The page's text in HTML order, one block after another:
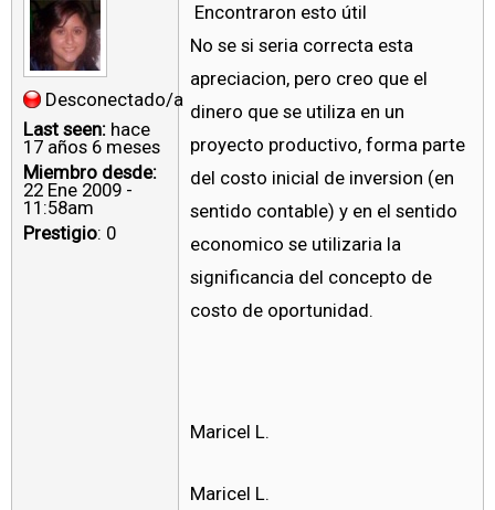
Desconectado/a
Last seen: hace
17 años 6 meses
Miembro desde:
22 Ene 2009 -
11:58am
Prestigio: 0
Encontraron esto útil
No se si seria correcta esta
apreciacion, pero creo que el
dinero que se utiliza en un
proyecto productivo, forma parte
del costo inicial de inversion (en
sentido contable) y en el sentido
economico se utilizaria la
significancia del concepto de
costo de oportunidad.
Maricel L.
Maricel L.